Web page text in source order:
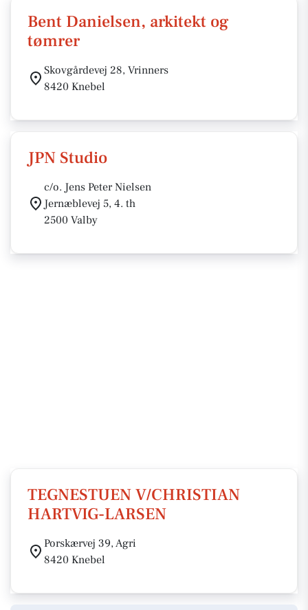
Bent Danielsen, arkitekt og
tømrer
Skovgårdevej 28, Vrinners
8420 Knebel
JPN Studio
c/o. Jens Peter Nielsen
Jernæblevej 5, 4. th
2500 Valby
TEGNESTUEN V/CHRISTIAN
HARTVIG-LARSEN
Porskærvej 39, Agri
8420 Knebel